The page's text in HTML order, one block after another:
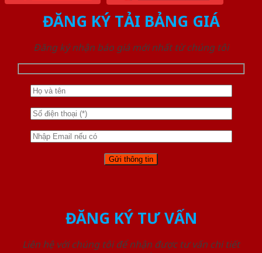
ĐĂNG KÝ TẢI BẢNG GIÁ
Đăng ký nhận báo giá mới nhất từ chúng tôi
ĐĂNG KÝ TƯ VẤN
Liên hệ với chúng tôi để nhận được tư vấn chi tiết